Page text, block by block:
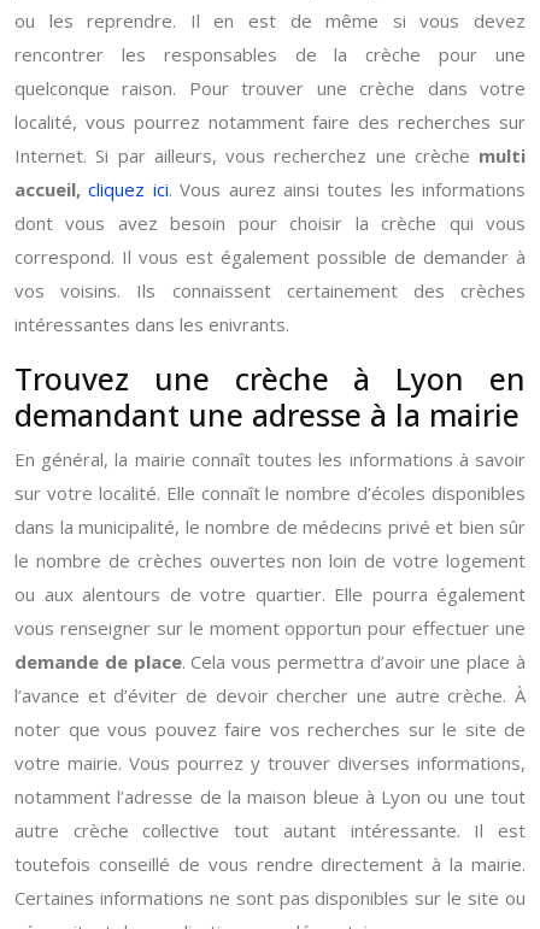
ou les reprendre. Il en est de même si vous devez
rencontrer les responsables de la crèche pour une
quelconque raison. Pour trouver une crèche dans votre
localité, vous pourrez notamment faire des recherches sur
Internet. Si par ailleurs, vous recherchez une crèche multi
accueil,cliquez ici. Vous aurez ainsi toutes les informations
dont vous avez besoin pour choisir la crèche qui vous
correspond. Il vous est également possible de demander à
vos voisins. Ils connaissent certainement des crèches
intéressantes dans les enivrants.
Trouvez une crèche à Lyon en
demandant une adresse à la mairie
En général, la mairie connaît toutes les informations à savoir
sur votre localité. Elle connaît le nombre d’écoles disponibles
dans la municipalité, le nombre de médecins privé et bien sûr
le nombre de crèches ouvertes non loin de votre logement
ou aux alentours de votre quartier. Elle pourra également
vous renseigner sur le moment opportun pour effectuer une
demande de place. Cela vous permettra d’avoir une place à
l’avance et d’éviter de devoir chercher une autre crèche. À
noter que vous pouvez faire vos recherches sur le site de
votre mairie. Vous pourrez y trouver diverses informations,
notamment l’adresse de la maison bleue à Lyon ou une tout
autre crèche collective tout autant intéressante. Il est
toutefois conseillé de vous rendre directement à la mairie.
Certaines informations ne sont pas disponibles sur le site ou